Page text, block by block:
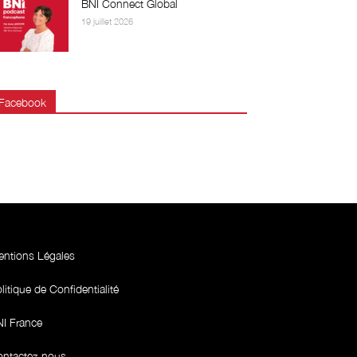
BNI Connect Global
19 juillet 2026
Facebook
Légales
de Confidentialité
France